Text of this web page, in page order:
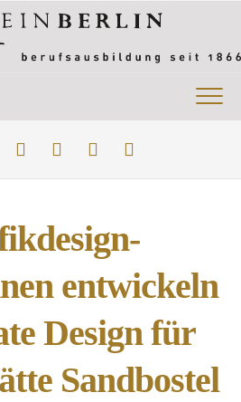
entwickeln
Design für
Sandbostel